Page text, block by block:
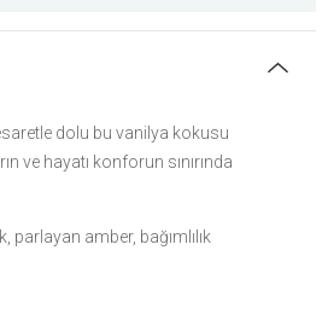
dolu bu vanilya kokusu
ve hayatı konforun sınırında
parlayan amber, bağımlılık